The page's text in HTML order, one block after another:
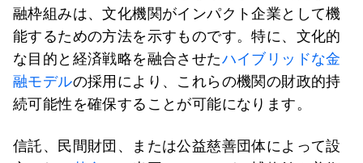
融枠組みは、文化機関がインパクト企業として機
能するための方法を示すものです。特に、文化的
な目的と経済戦略を融合させたハイブリッドな金
融モデルの採用により、これらの機関の財政的持
続可能性を確保することが可能になります。
信託、民間財団、または公益慈善団体によって設